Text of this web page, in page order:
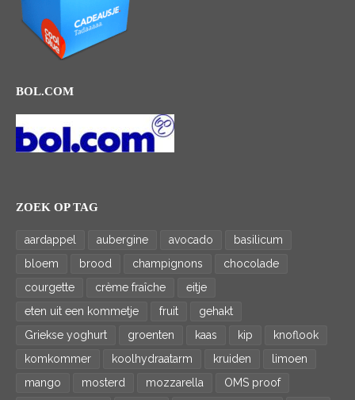
BOL.COM
ZOEK OP TAG
aardappel aubergine avocado
basilicum
bloem
brood champignons
chocolade
courgette
crème fraîche
eitje
eten uit een kommetje
fruit
gehakt
Griekse yoghurt
groenten kaas kip
knoflook
komkommer
koolhydraatarm kruiden
limoen
mango
mosterd mozzarella OMS proof